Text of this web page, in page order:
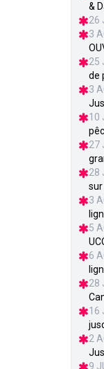
&
26
3
25
de
3
10
27
28
sur
3
5
6
28
16
2
9